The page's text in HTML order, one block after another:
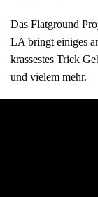
Das Flatground
LA bringt einiges
krassestes Trick
und vielem mehr.